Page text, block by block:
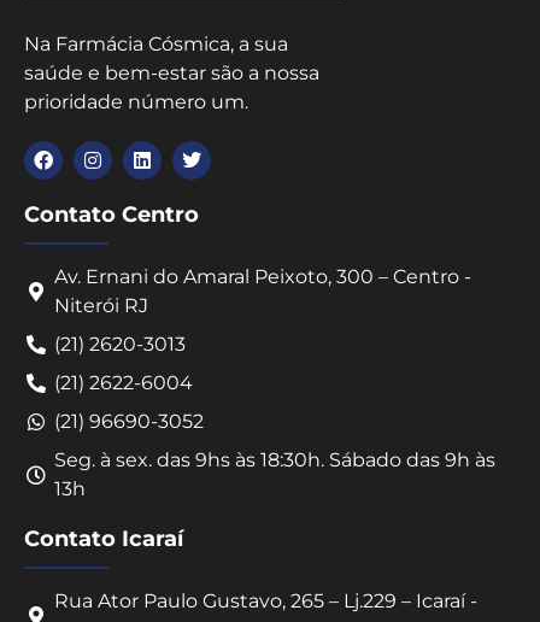
Na Farmácia Cósmica, a sua
saúde e bem-estar são a nossa
prioridade número um.
Contato Centro
Av. Ernani do Amaral Peixoto, 300 – Centro -
Niterói RJ
(21) 2620-3013
(21) 2622-6004
(21) 96690-3052
Seg. à sex. das 9hs às 18:30h. Sábado das 9h às
13h
Contato Icaraí
Rua Ator Paulo Gustavo, 265 – Lj.229 – Icaraí -